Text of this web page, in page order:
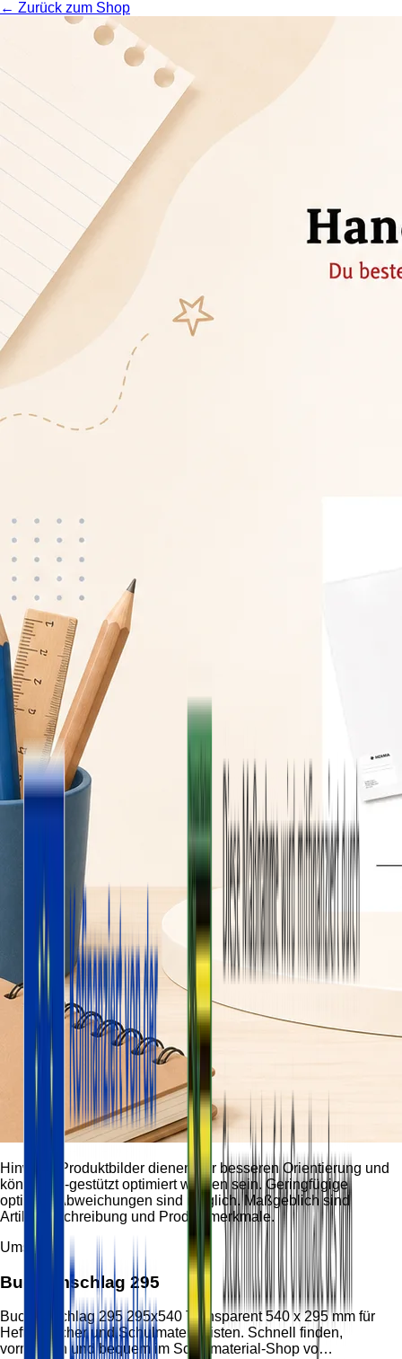
← Zurück zum Shop
Hinweis:
Produktbilder dienen der besseren Orientierung und
können KI-gestützt optimiert worden sein. Geringfügige
optische Abweichungen sind möglich. Maßgeblich sind
Artikelbeschreibung und Produktmerkmale.
Umschlag
Buchumschlag 295
Buchumschlag 295 295x540 Transparent 540 x 295 mm für
Hefte, Bücher und Schulmateriallisten. Schnell finden,
vormerken und bequem im Schulmaterial-Shop vo…